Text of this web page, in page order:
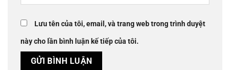
Lưu tên của tôi, email, và trang web trong trình duyệt
này cho lần bình luận kế tiếp của tôi.